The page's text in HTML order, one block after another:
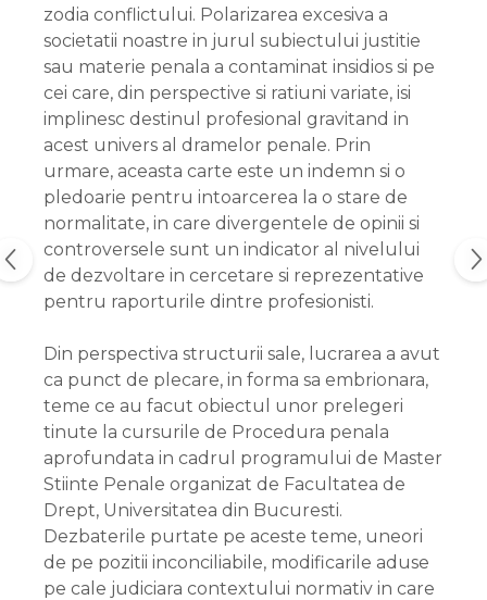
zodia conflictului. Polarizarea excesiva a
societatii noastre in jurul subiectului justitie
sau materie penala a contaminat insidios si pe
cei care, din perspective si ratiuni variate, isi
implinesc destinul profesional gravitand in
acest univers al dramelor penale. Prin
urmare, aceasta carte este un indemn si o
pledoarie pentru intoarcerea la o stare de
normalitate, in care divergentele de opinii si
controversele sunt un indicator al nivelului
de dezvoltare in cercetare si reprezentative
pentru raporturile dintre profesionisti.
Din perspectiva structurii sale, lucrarea a avut
ca punct de plecare, in forma sa embrionara,
teme ce au facut obiectul unor prelegeri
tinute la cursurile de Procedura penala
aprofundata in cadrul programului de Master
Stiinte Penale organizat de Facultatea de
Drept, Universitatea din Bucuresti.
Dezbaterile purtate pe aceste teme, uneori
de pe pozitii inconciliabile, modificarile aduse
pe cale judiciara contextului normativ in care